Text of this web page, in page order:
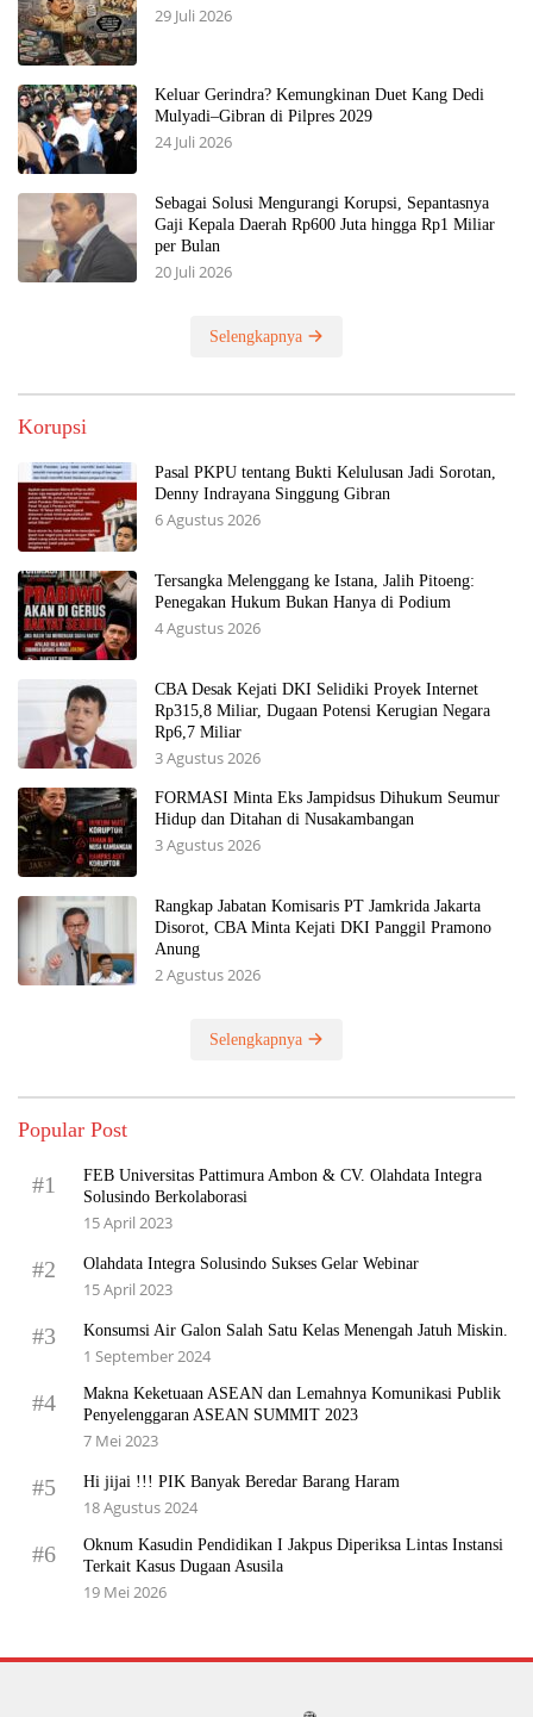
29 Juli 2026
Keluar Gerindra? Kemungkinan Duet Kang Dedi
Mulyadi–Gibran di Pilpres 2029
24 Juli 2026
Sebagai Solusi Mengurangi Korupsi, Sepantasnya
Gaji Kepala Daerah Rp600 Juta hingga Rp1 Miliar
per Bulan
20 Juli 2026
Selengkapnya
Korupsi
Pasal PKPU tentang Bukti Kelulusan Jadi Sorotan,
Denny Indrayana Singgung Gibran
6 Agustus 2026
Tersangka Melenggang ke Istana, Jalih Pitoeng:
Penegakan Hukum Bukan Hanya di Podium
4 Agustus 2026
CBA Desak Kejati DKI Selidiki Proyek Internet
Rp315,8 Miliar, Dugaan Potensi Kerugian Negara
Rp6,7 Miliar
3 Agustus 2026
FORMASI Minta Eks Jampidsus Dihukum Seumur
Hidup dan Ditahan di Nusakambangan
3 Agustus 2026
Rangkap Jabatan Komisaris PT Jamkrida Jakarta
Disorot, CBA Minta Kejati DKI Panggil Pramono
Anung
2 Agustus 2026
Selengkapnya
Popular Post
#1
FEB Universitas Pattimura Ambon & CV. Olahdata Integra
Solusindo Berkolaborasi
15 April 2023
#2 Olahdata Integra Solusindo Sukses Gelar Webinar
15 April 2023
#3 Konsumsi Air Galon Salah Satu Kelas Menengah Jatuh Miskin.
1 September 2024
#4
Makna Keketuaan ASEAN dan Lemahnya Komunikasi Publik
Penyelenggaran ASEAN SUMMIT 2023
7 Mei 2023
#5 Hi jijai !!! PIK Banyak Beredar Barang Haram
18 Agustus 2024
#6
Oknum Kasudin Pendidikan I Jakpus Diperiksa Lintas Instansi
Terkait Kasus Dugaan Asusila
19 Mei 2026